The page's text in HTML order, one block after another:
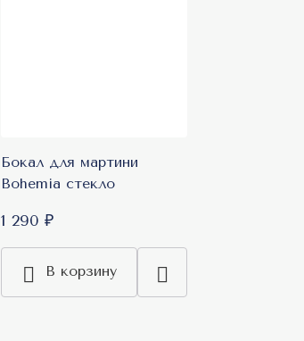
Бокал для мартини
Bohemia стекло
1 290 ₽
В корзину